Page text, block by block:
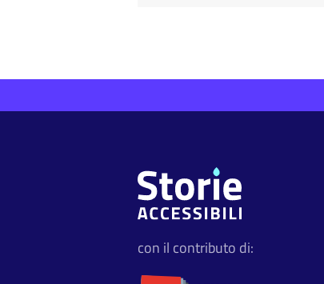
con il contributo di: